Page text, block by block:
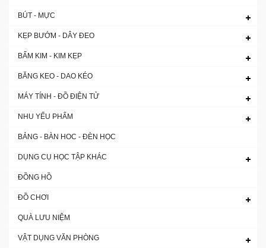
BÚT - MỰC
KẸP BƯỚM - DÂY ĐEO
BẤM KIM - KIM KẸP
BĂNG KEO - DAO KÉO
MÁY TÍNH - ĐỒ ĐIỆN TỬ
NHU YẾU PHẨM
BẢNG - BÀN HOC - ĐÈN HỌC
DỤNG CỤ HỌC TẬP KHÁC
ĐỒNG HỒ
ĐỒ CHƠI
QUÀ LƯU NIỆM
VẬT DỤNG VĂN PHÒNG